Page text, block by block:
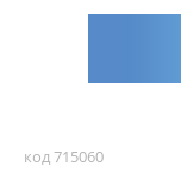
код 715060